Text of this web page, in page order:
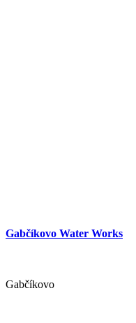
Gabčíkovo Water Works
Gabčíkovo